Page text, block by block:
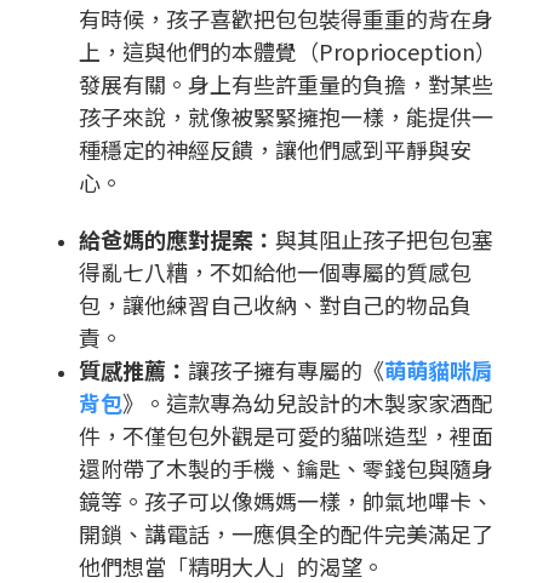
有時候，孩子喜歡把包包裝得重重的背在身
上，這與他們的本體覺（Proprioception）
發展有關。身上有些許重量的負擔，對某些
孩子來說，就像被緊緊擁抱一樣，能提供一
種穩定的神經反饋，讓他們感到平靜與安
心。
給爸媽的應對提案： 與其阻止孩子把包包塞
得亂七八糟，不如給他一個專屬的質感包
包，讓他練習自己收納、對自己的物品負
責。
質感推薦： 讓孩子擁有專屬的《萌萌貓咪肩
背包》。這款專為幼兒設計的木製家家酒配
件，不僅包包外觀是可愛的貓咪造型，裡面
還附帶了木製的手機、鑰匙、零錢包與隨身
鏡等。孩子可以像媽媽一樣，帥氣地嗶卡、
開鎖、講電話，一應俱全的配件完美滿足了
他們想當「精明大人」的渴望。